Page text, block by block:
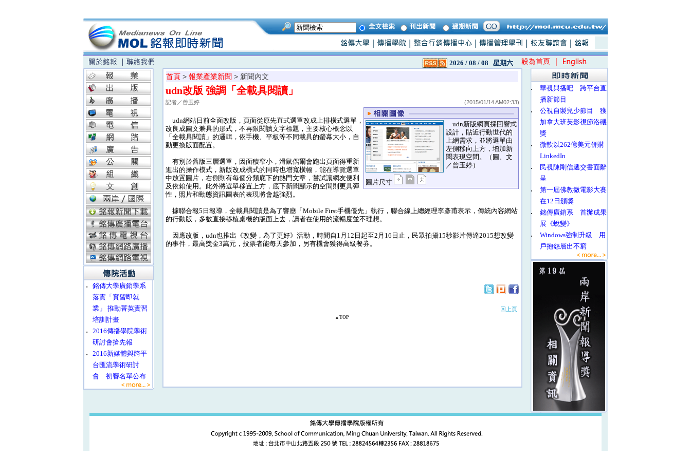
2026 / 08 / 08 星期六
‧
銘傳大學廣銷學系
落實「實習即就
業」 推動菁英實習
培訓計畫
‧
2016傳播學院學術
研討會搶先報
‧
2016新媒體與跨平
台匯流學術研討
會 初審名單公布
首頁 > 報業產業新聞 > 新聞內文
udn改版 強調「全載具閱讀」
記者／曾玉婷 (2015/01/14 AM02:33)
udn新版網頁採回響式
設計，貼近行動世代的
上網需求，並將選單由
左側移向上方，增加新
聞表現空間。（圖、文
／曾玉婷）
圖片尺寸
udn網站日前全面改版，頁面從原先直式選單改成上排橫式選單，
改良成圖文兼具的形式，不再限閱讀文字標題，主要核心概念以
「全載具閱讀」的邏輯，依手機、平板等不同載具的螢幕大小，自
動更換版面配置。
有別於舊版三層選單，因面積窄小，滑鼠偶爾會跑出頁面得重新
進出的操作模式，新版改成橫式的同時也增寬橫幅，能在導覽選單
中放置圖片，右側則有每個分類底下的熱門文章，嘗試讓網友便利
及依賴使用。此外將選單移置上方，底下新聞顯示的空間則更具彈
性，照片和動態資訊圖表的表現將會越強烈。
據聯合報5日報導，全載具閱讀是為了響應「Mobile First手機優先」執行，聯合線上總經理李彥甫表示，傳統內容網站
的行動版，多數直接移植桌機的版面上去，讀者在使用的流暢度並不理想。
因應改版，udn也推出《改變，為了更好》活動，時間自1月12日起至2月16日止，民眾拍攝15秒影片傳達2015想改變
的事件，最高獎金3萬元，投票者能每天參加，另有機會獲得高級餐券。
回上頁
▲TOP
‧
華視與播吧 跨平台直
播新節目
‧
公視自製兒少節目 獲
加拿大班芙影視節洛磯
獎
‧
微軟以262億美元併購
LinkedIn
‧
民視陳剛信遞交書面辭
呈
‧
第一屆佛教微電影大賽
在12日頒獎
‧
銘傳廣銷系 首辦成果
展《蛻變》
‧
Windows強制升級 用
戶抱怨層出不窮